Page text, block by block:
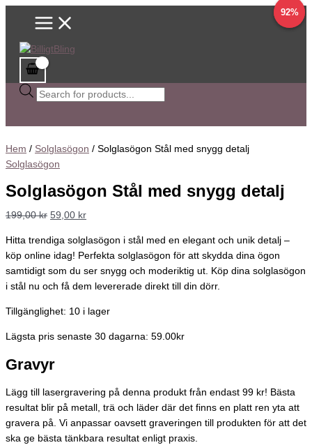
HoppaMain
Sök
efter
Hem / Solglasögon / Solglasögon Stål med snygg detalj
Solglasögon
Solglasögon Stål med snygg detalj
199,00kr
Det
ursprungliga
var:
59,00 kr
Det
Hitta trendiga solglasögon i stål med en elegant och unik detalj –
köp online idag! Perfekta solglasögon för att skydda dina ögon
samtidigt som du ser snygg och moderiktig ut. Köp dina solglasögon
i stål nu och få dem levererade direkt till din dörr.
Tillgänglighet: 10 i lager
Lägsta pris senaste 30 dagarna: 59.00kr
Gravyr
Lägg till lasergravering på denna produkt från endast 99 kr! Bästa
resultat blir på metall, trä och läder där det finns en platt ren yta att
gravera på. Vi anpassar oavsett graveringen till produkten för att det
ska ge bästa tänkbara resultat enligt praxis.
Solglasögon
snygg
detalj
mängd
92%
92%